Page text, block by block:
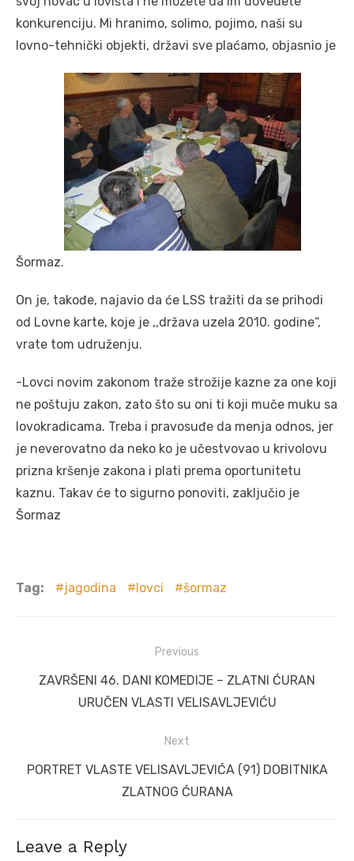
konkurenciju. Mi hranimo, solimo, pojimo, naši su
lovno-tehnički objekti, državi sve plaćamo, objasnio je
Šormaz.
On je, takođe, najavio da će LSS tražiti da se prihodi
od Lovne karte, koje je ,,država uzela 2010. godine“,
vrate tom udruženju.
-Lovci novim zakonom traže strožije kazne za one koji
ne poštuju zakon, zato što su oni ti koji muče muku sa
lovokradicama. Treba i pravosuđe da menja odnos, jer
je neverovatno da neko ko je učestvovao u krivolovu
prizna kršenje zakona i plati prema oportunitetu
kaznu. Takav će to sigurno ponoviti, zaključio je
Šormaz
Tag: jagodina lovci šormaz
navigation
Previous
Previous
ZAVRŠENI 46. DANI KOMEDIJE – ZLATNI ĆURAN
URUČEN VLASTI VELISAVLJEVIĆU
Next
Next
PORTRET VLASTE VELISAVLJEVIĆA (91) DOBITNIKA
ZLATNOG ĆURANA
Leave a Reply